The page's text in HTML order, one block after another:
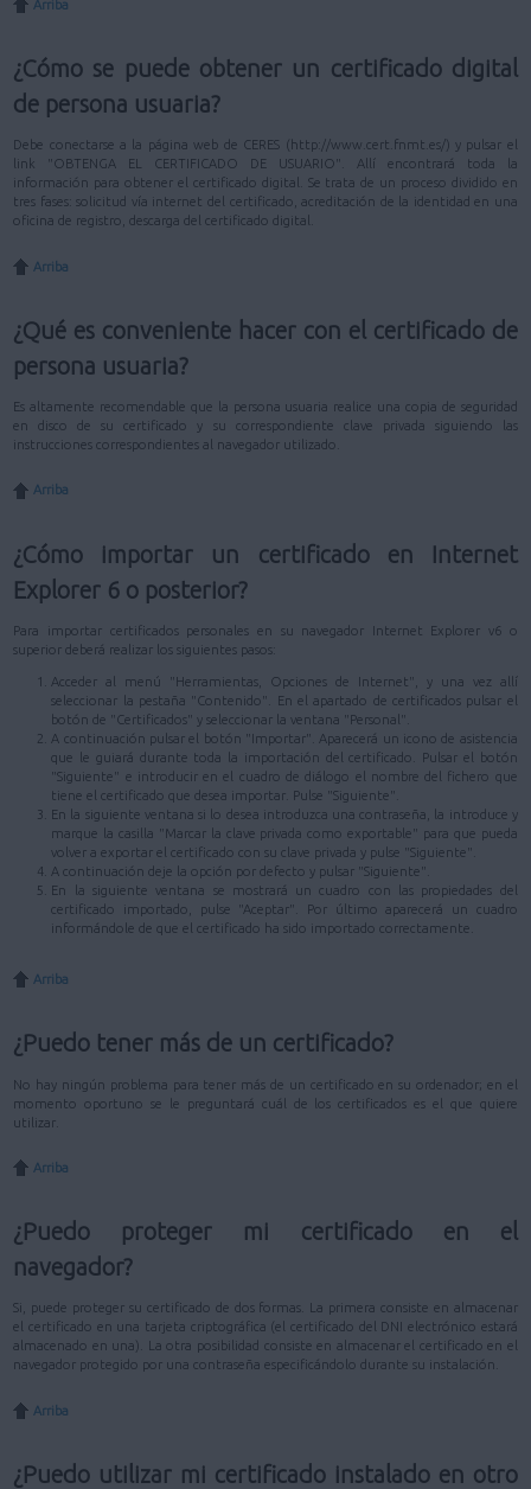
Arriba
¿Cómo se puede obtener un certificado digital
de persona usuaria?
Debe conectarse a la página web de CERES (http://www.cert.fnmt.es/) y pulsar el
link "OBTENGA EL CERTIFICADO DE USUARIO". Allí encontrará toda la
información para obtener el certificado digital. Se trata de un proceso dividido en
tres fases: solicitud vía internet del certificado, acreditación de la identidad en una
oficina de registro, descarga del certificado digital.
Arriba
¿Qué es conveniente hacer con el certificado de
persona usuaria?
Es altamente recomendable que la persona usuaria realice una copia de seguridad
en disco de su certificado y su correspondiente clave privada siguiendo las
instrucciones correspondientes al navegador utilizado.
Arriba
¿Cómo importar un certificado en Internet
Explorer 6 o posterior?
Para importar certificados personales en su navegador Internet Explorer v6 o
superior deberá realizar los siguientes pasos:
Acceder al menú "Herramientas, Opciones de Internet", y una vez allí
seleccionar la pestaña "Contenido". En el apartado de certificados pulsar el
botón de "Certificados" y seleccionar la ventana "Personal".
A continuación pulsar el botón "Importar". Aparecerá un icono de asistencia
que le guiará durante toda la importación del certificado. Pulsar el botón
"Siguiente" e introducir en el cuadro de diálogo el nombre del fichero que
tiene el certificado que desea importar. Pulse "Siguiente".
En la siguiente ventana si lo desea introduzca una contraseña, la introduce y
marque la casilla "Marcar la clave privada como exportable" para que pueda
volver a exportar el certificado con su clave privada y pulse "Siguiente".
A continuación deje la opción por defecto y pulsar "Siguiente".
En la siguiente ventana se mostrará un cuadro con las propiedades del
certificado importado, pulse "Aceptar". Por último aparecerá un cuadro
informándole de que el certificado ha sido importado correctamente.
Arriba
¿Puedo tener más de un certificado?
No hay ningún problema para tener más de un certificado en su ordenador; en el
momento oportuno se le preguntará cuál de los certificados es el que quiere
utilizar.
Arriba
¿Puedo proteger mi certificado en el
navegador?
Si, puede proteger su certificado de dos formas. La primera consiste en almacenar
el certificado en una tarjeta criptográfica (el certificado del DNI electrónico estará
almacenado en una). La otra posibilidad consiste en almacenar el certificado en el
navegador protegido por una contraseña especificándolo durante su instalación.
Arriba
¿Puedo utilizar mi certificado instalado en otro